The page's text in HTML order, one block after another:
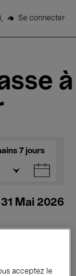
Se connecter
à
7 jours
Mai 2026
acceptez le